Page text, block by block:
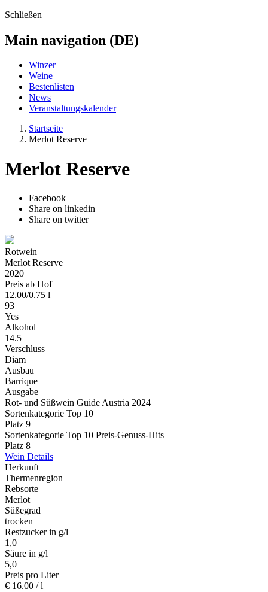
Schließen
Main navigation (DE)
Winzer
Weine
Bestenlisten
News
Veranstaltungskalender
Startseite
Merlot Reserve
Merlot Reserve
Facebook
Share on linkedin
Share on twitter
Rotwein
Merlot Reserve
2020
Preis ab Hof
12.00/0.75 l
93
Yes
Alkohol
14.5
Verschluss
Diam
Ausbau
Barrique
Ausgabe
Rot- und Süßwein Guide Austria 2024
Sortenkategorie Top 10
Platz 9
Sortenkategorie Top 10 Preis-Genuss-Hits
Platz 8
Wein Details
Herkunft
Thermenregion
Rebsorte
Merlot
Süßegrad
trocken
Restzucker in g/l
1,0
Säure in g/l
5,0
Preis pro Liter
€ 16.00 / l